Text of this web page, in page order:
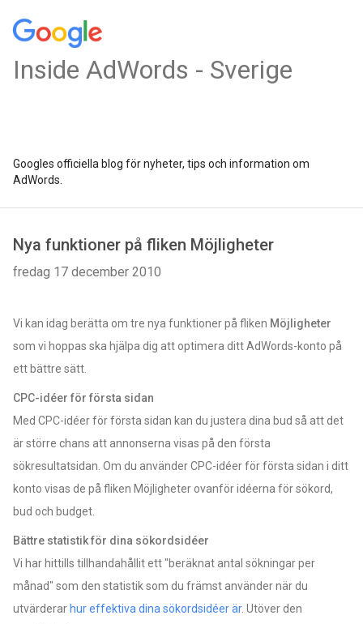
Inside AdWords - Sverige
Googles officiella blog för nyheter, tips och information om
AdWords.
Nya funktioner på fliken Möjligheter
fredag 17 december 2010
Vi kan idag berätta om tre nya funktioner på fliken Möjligheter
som vi hoppas ska hjälpa dig att optimera ditt AdWords-konto på
ett bättre sätt.
CPC-idéer för första sidan
Med CPC-idéer för första sidan kan du justera dina bud så att det
är större chans att annonserna visas på den första
sökresultatsidan. Om du använder CPC-idéer för första sidan i ditt
konto visas de på fliken Möjligheter ovanför idéerna för sökord,
bud och budget.
Bättre statistik för dina sökordsidéer
Vi har hittills tillhandahållit ett "beräknat antal sökningar per
månad" som den statistik som du främst använder när du
utvärderar hur effektiva dina sökordsidéer är. Utöver den